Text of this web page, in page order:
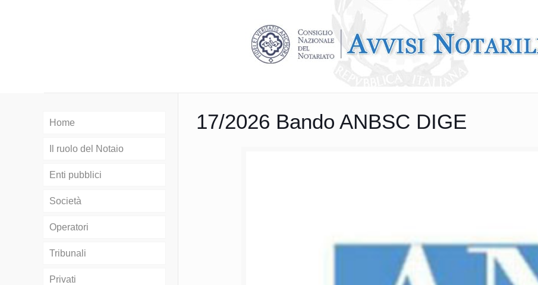
17/2026 Bando ANBSC DIGE
Home
Il ruolo del Notaio
Enti pubblici
Società
Operatori
Tribunali
Privati